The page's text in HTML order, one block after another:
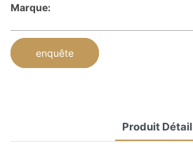
Marque:
enquête
Produit Détail